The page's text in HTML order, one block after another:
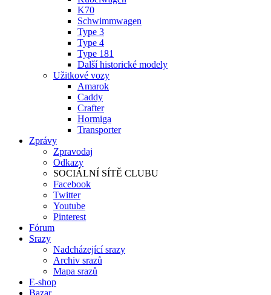
K70
Schwimmwagen
Type 3
Type 4
Type 181
Další historické modely
Užitkové vozy
Amarok
Caddy
Crafter
Hormiga
Transporter
Zprávy
Zpravodaj
Odkazy
SOCIÁLNÍ SÍTĚ CLUBU
Facebook
Twitter
Youtube
Pinterest
Fórum
Srazy
Nadcházející srazy
Archiv srazů
Mapa srazů
E-shop
Bazar